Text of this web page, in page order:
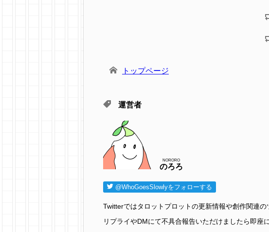
トップページ
運営者
のろろ
NORORO
@WhoGoesSlowlyをフォローする
Twitterではタロットプロットの更新情報や創作関連の
リプライやDMにて不具合報告いただけましたら即座